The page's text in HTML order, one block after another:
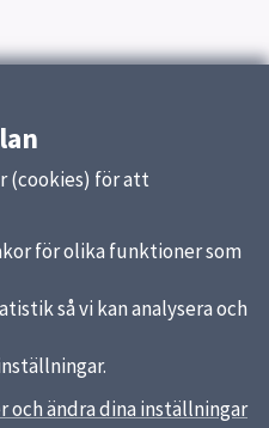
(cookies) för att
för olika funktioner som
så vi kan analysera och
och ändra dina inställningar